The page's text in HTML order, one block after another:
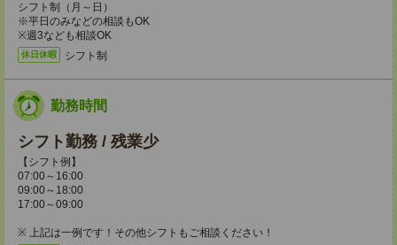
シフト制（月～日）
※平日のみなどの相談もOK
※週3なども相談OK
休日休暇 シフト制
勤務時間
シフト勤務 / 残業少
【シフト例】
07:00～16:00
09:00～18:00
17:00～09:00
※ 上記は一例です！その他シフトもご相談ください！